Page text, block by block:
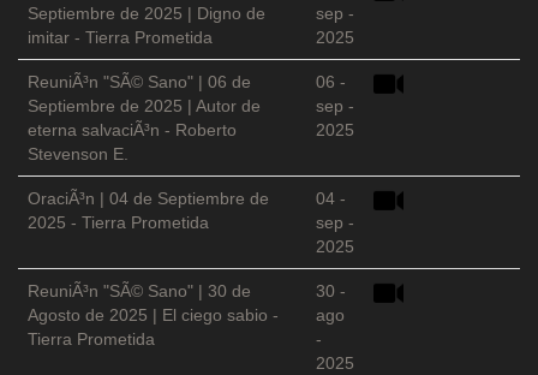
Septiembre de 2025 | Digno de
imitar - Tierra Prometida
sep -
2025
ReuniÃ³n "SÃ© Sano" | 06 de
Septiembre de 2025 | Autor de
eterna salvaciÃ³n - Roberto
Stevenson E.
06 -
sep -
2025
OraciÃ³n | 04 de Septiembre de
2025 - Tierra Prometida
04 -
sep -
2025
ReuniÃ³n "SÃ© Sano" | 30 de
Agosto de 2025 | El ciego sabio -
Tierra Prometida
30 -
ago
-
2025